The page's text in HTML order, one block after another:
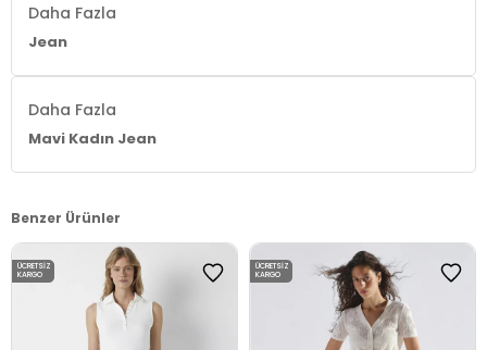
Daha Fazla
Jean
Daha Fazla
Mavi Kadın Jean
Benzer Ürünler
ÜCRETSIZ
KARGO
ÜCRETSIZ
KARGO